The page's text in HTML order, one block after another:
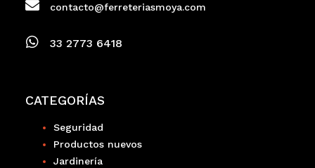
CATEGORÍAS
Seguridad
Productos nuevos
Jardinería
contacto@ferreteriasmoya.com
33 2773 6418